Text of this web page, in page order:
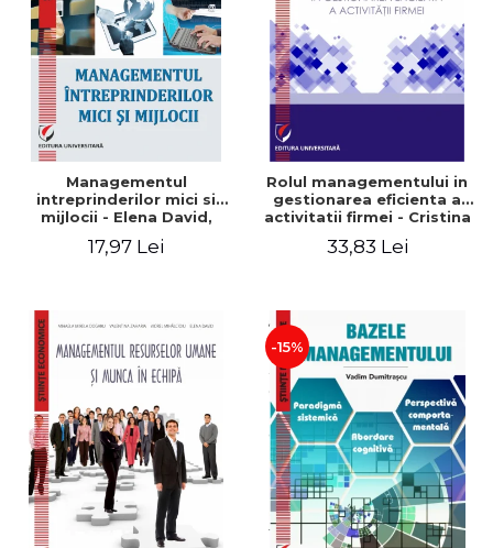
Managementul
intreprinderilor mici si
mijlocii - Elena David,
Roxana Carmen Ionescu,
17,97 Lei
Rolul managementului in
gestionarea eficienta a
activitatii firmei - Cristina
Gabriel Nastase, Mihaela-
33,83 Lei
-15%